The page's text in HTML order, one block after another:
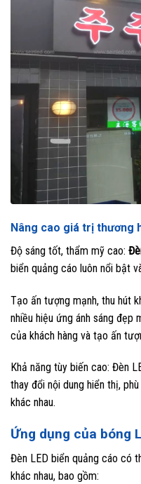
Nâng cao giá trị thương
Độ sáng tốt, thẩm mỹ cao:
biển quảng cáo luôn nổi bật
Tạo ấn tượng mạnh, thu hút
nhiều hiệu ứng ánh sáng đẹp
của khách hàng và tạo ấn
Khả năng tùy biến cao: Đèn
thay đổi nội dung hiển thị,
khác nhau.
Ứng dụng của bóng
Đèn LED biển quảng cáo có
khác nhau, bao gồm: